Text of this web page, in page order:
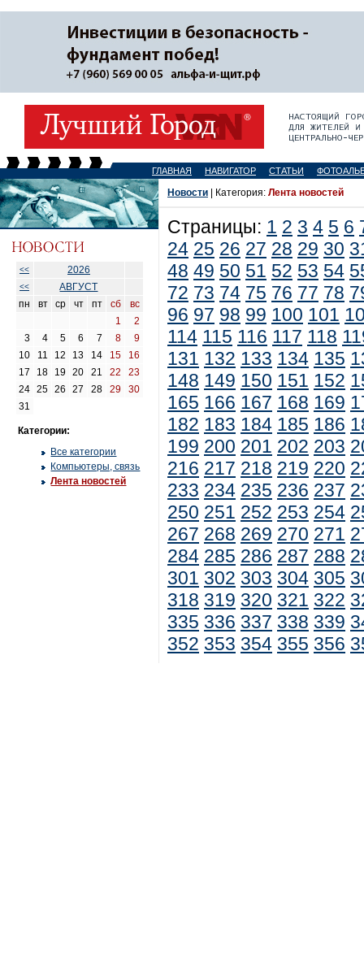
ГЛАВНАЯ НАВИГАТОР СТАТЬИ
<< 2026
<<
АВГУСТ
пн
вт ср чт пт сб
вс
1
2
3
4 5 6 7 8
9
10
11 12 13 14 15
16
17
18 19 20 21 22
23
24
25 26 27 28 29
30
31
Категории:
Все категории
Компьютеры, связь
Лента новостей
Новости | Категория: Лента новостей
Страницы: 1 2 3 4 5 6
24 25 26 27 28 29 30
48 49 50 51 52 53 54
72 73 74 75 76 77 78
96 97 98 99 100 101
114 115 116 117 118
131 132 133 134 135
148 149 150 151 152
165 166 167 168 169
182 183 184 185 186
199 200 201 202 203
216 217 218 219 220
233 234 235 236 237
250 251 252 253 254
267 268 269 270 271
284 285 286 287 288
301 302 303 304 305
318 319 320 321 322
335 336 337 338 339
352 353 354 355 356